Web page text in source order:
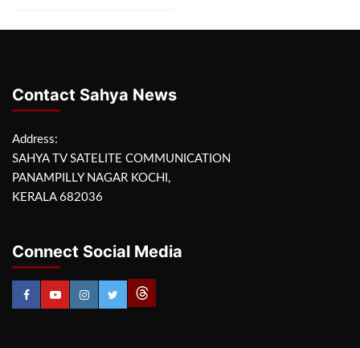
Contact Sahya News
Address:
SAHYA TV SATELITE COMMUNICATION
PANAMPILLY NAGAR KOCHI,
KERALA 682036
Connect Social Media